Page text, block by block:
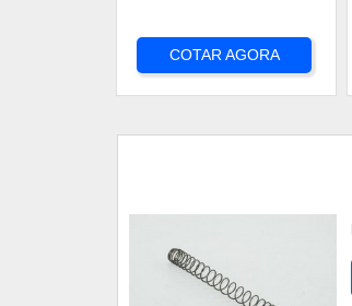
COTAR AGORA